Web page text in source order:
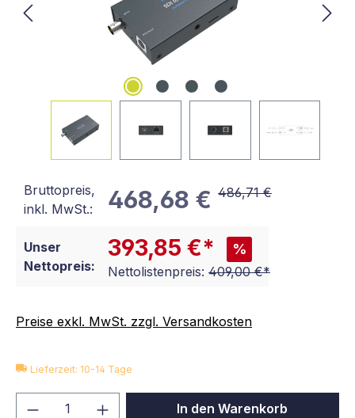
Bruttopreis,
inkl. MwSt.:
468,68 € 486,71 €
Unser
Nettopreis:
393,85 €* %
Nettolistenpreis: 409,00 €*
Preise exkl. MwSt. zzgl. Versandkosten
Lieferzeit: 10-14 Tage
Produkt Anzahl: Gib denIn den Warenkorb